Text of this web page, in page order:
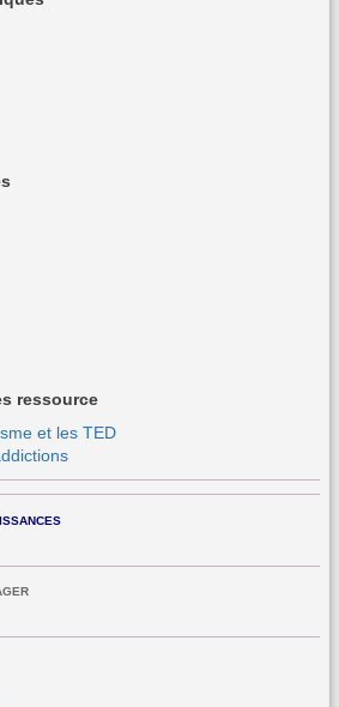
ressource
et les TED